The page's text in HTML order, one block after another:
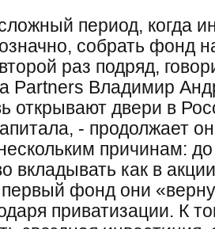
период, когда
собрать фонд
раз подряд,
Partners Владимир
открывают двери в
- продолжает
причинам:
вкладывать как в
первый фонд они
приватизации. К